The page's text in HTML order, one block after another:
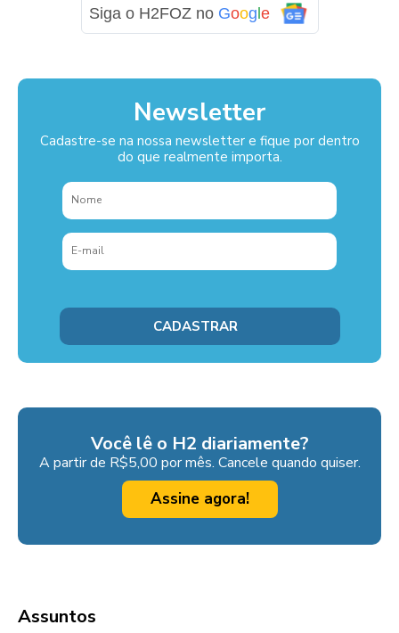
Siga o H2FOZ no Goog e
Newsletter
Cadastre-se na nossa newsletter e fique por dentro
do que realmente importa.
Você lê o H2 diariamente?
A partir de R$5,00 por mês. Cancele quando quiser.
Assine agora!
Assuntos